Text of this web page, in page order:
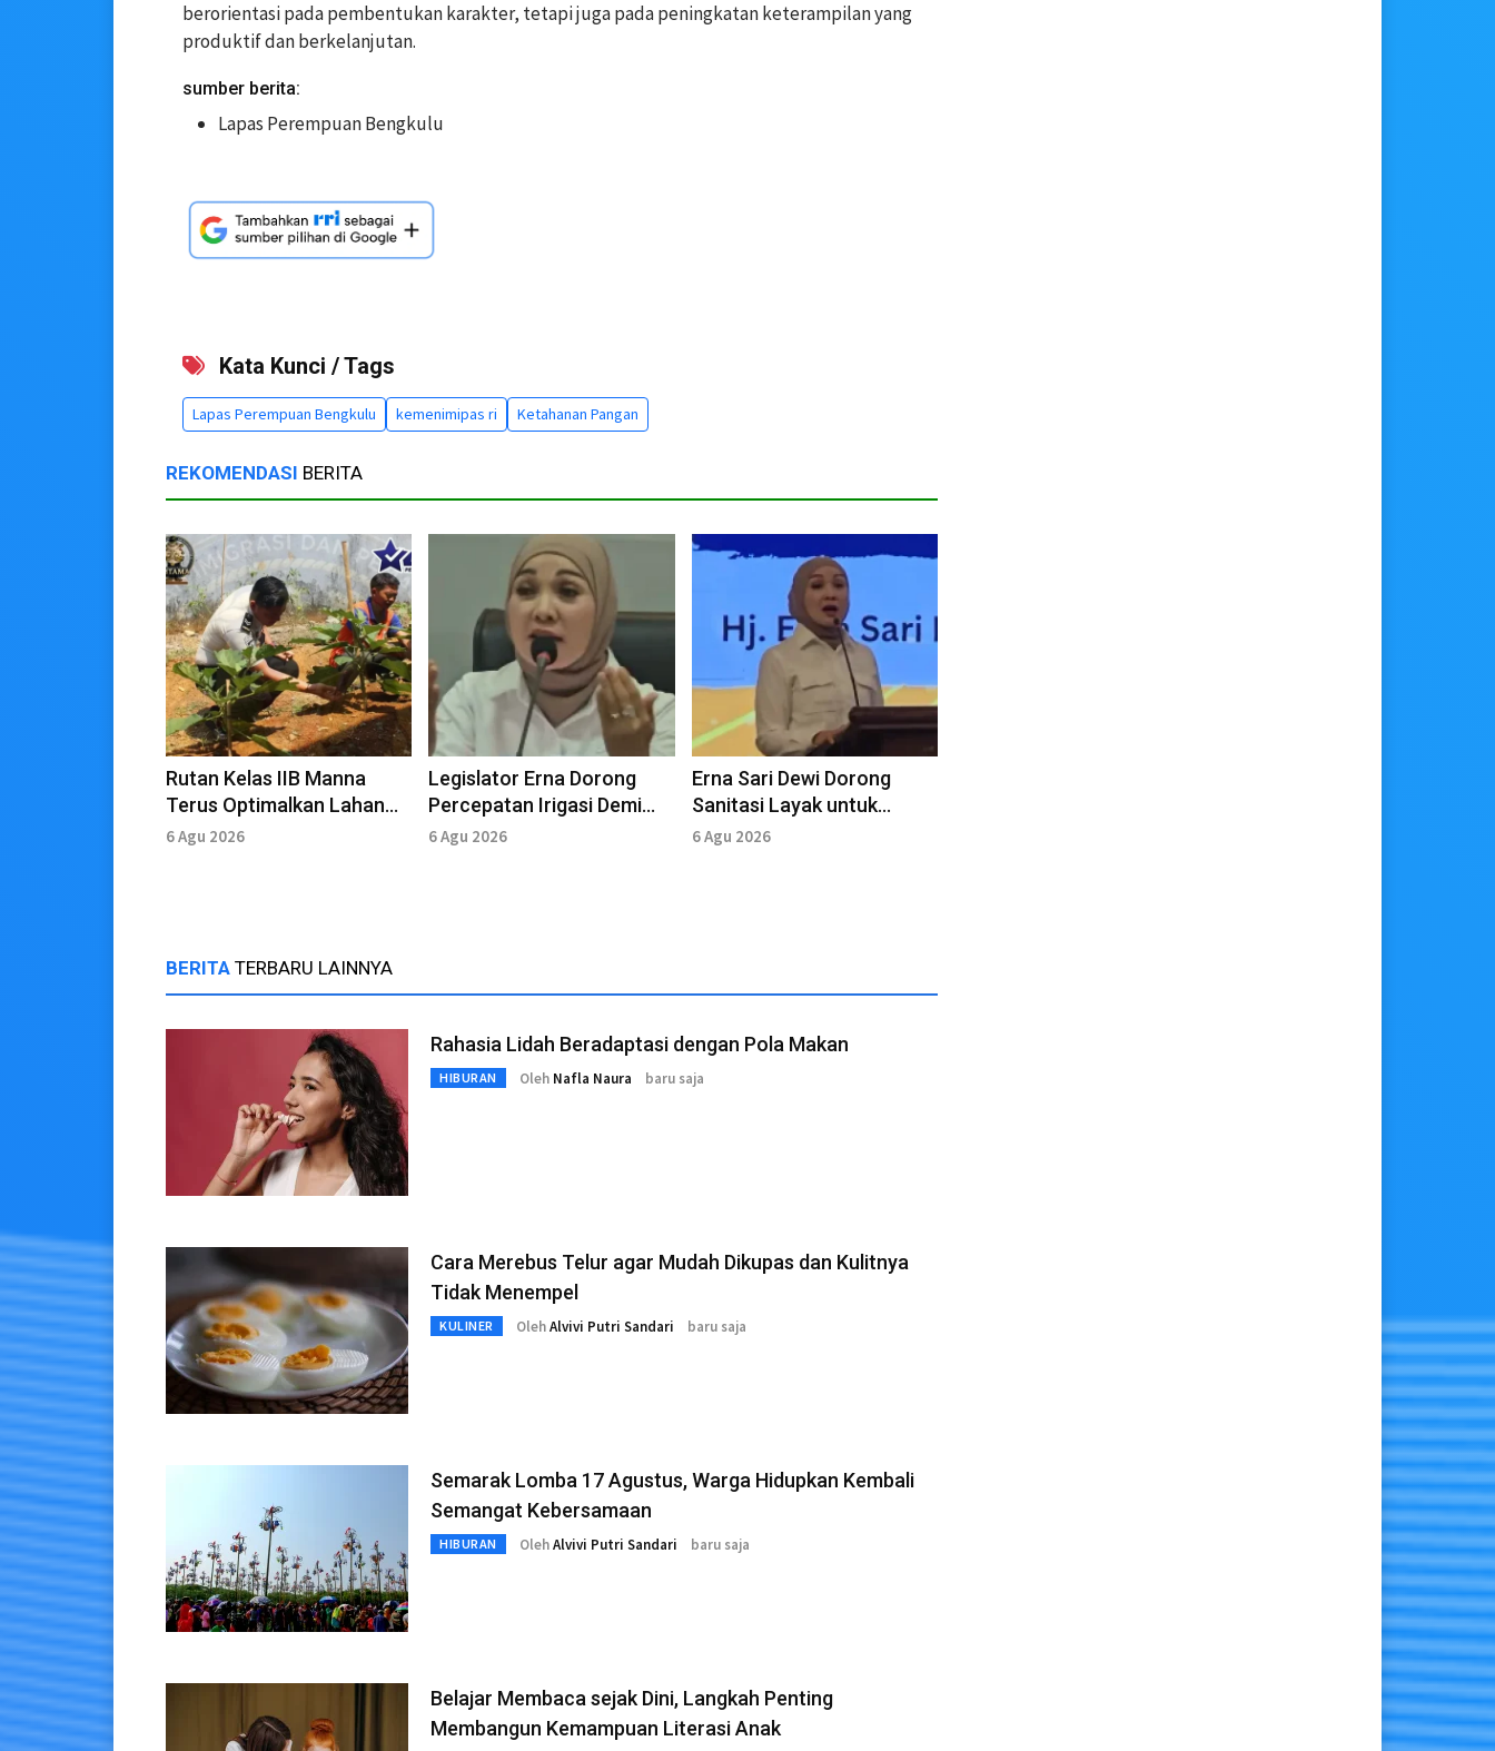
berorientasi pada pembentukan karakter, tetapi juga pada peningkatan keterampilan yang
produktif dan berkelanjutan.
sumber berita:
Lapas Perempuan Bengkulu
Kata Kunci / Tags
Lapas Perempuan Bengkulu kemenimipas ri Ketahanan Pangan
REKOMENDASI BERITA
Rutan Kelas IIB Manna
Terus Optimalkan Lahan
Brandgang
6 Agu 2026
Legislator Erna Dorong
Percepatan Irigasi Demi
Swasembada Pangan
6 Agu 2026
Erna Sari Dewi Dorong
Sanitasi Layak untuk
Masyarakat Bengkulu
6 Agu 2026
BERITA TERBARU LAINNYA
Rahasia Lidah Beradaptasi dengan Pola Makan
HIBURAN Oleh Nafla Naura baru saja
Cara Merebus Telur agar Mudah Dikupas dan Kulitnya
Tidak Menempel
KULINER OlehAlvivi Putri Sandari baru saja
Semarak Lomba 17 Agustus, Warga Hidupkan Kembali
Semangat Kebersamaan
HIBURAN OlehAlvivi Putri Sandari baru saja
Belajar Membaca sejak Dini, Langkah Penting
Membangun Kemampuan Literasi Anak